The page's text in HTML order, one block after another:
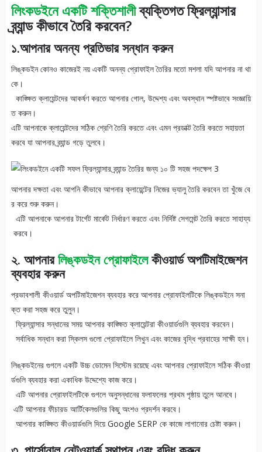
লিংকডইনে একটি শক্তিশালীব্যক্তিগত ফ্রিল্যান্সার
ব্র্যান্ড কীভাবে তৈরি করবেন?
১.আপনার অনন্য প্রতিভার সন্ধান করুন
লিঙ্কডইন কোনও কাজেরই নয় একটি অনন্য প্রোফাইল তৈরির মতো মশলা যদি আপনার না থা
কে।
কাঙ্ক্ষিত ক্লায়েন্টদের আকর্ষণ করতে আপনার গোল, উদ্দেশ্য এবং অবস্থান স্পষ্টভাবে সংজ্ঞায়ি
ত করুন।
এটি আপনাকে ক্লায়েন্টদের সঠিক শ্রেণি তৈরি করতে এবং এমন প্রডাক্ট তৈরি করতে সহায়তা
করবে যা আপনার ব্র্যান্ড গড়ে তুলবে।
আপনার দক্ষতা এবং আপনি কীভাবে আপনার ক্লায়েন্টের নিজের ভ্যালু তৈরি করবেন তা খুঁজে বে
র করে শুরু করুন।
এটি আপনাকে আপনার টার্গেট মার্কেট নির্ধারণ করতে এবং নির্দিষ্ট সেগমেন্ট তৈরি করতে সাহায্য
করবে।
২. আপনারলিঙ্কডইন প্রোফাইলেকীওয়ার্ড অপটিমাইজেশন
ব্যবহার করুন
প্রভাবশালী কীওয়ার্ড অপটিমাইজেশন ব্যবহার করে আপনার প্রোফাইলটিকে লিঙ্কডইনে সনা
ক্ত করা সহজ করে তুলুন।
ফ্রিল্যান্সার সন্ধানের সময় আপনার কাঙ্ক্ষিত ক্লায়েন্টরা কীওয়ার্ডগুলি ব্যবহার করবেন।
সর্বাধিক সন্ধান করা স্কিলস গুলো প্রোফাইলে লিখুন এবং কাজের বৃদ্ধি প্রবাহের সাক্ষী হন।
লিঙ্কডইনের গুগলে একটি উচ্চ ডোমেন সিস্টেম রয়েছে এবং আপনার প্রোফাইলে সঠিক কীওয়া
র্ডগুলি ব্যবহার করা একাধিক উদ্দেশ্যে কাজ করে।
এটি আপনার প্রোফাইলটিকে গুগলে অনুসন্ধানের ফলাফলের প্রথম পৃষ্ঠায় তুলে আনবে।
এটি আপনার ফীচারড আর্টিকেলগুলির কিছু অংশও প্রদর্শন করবে।
আপনার কাঙ্ক্ষিত কীওয়ার্ডগুলি দিয়ে Google SERP কে কাজে লাগানোর চেষ্টা করুন।